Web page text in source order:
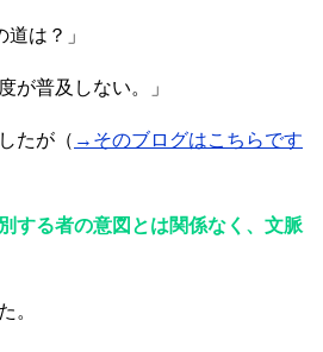
道は？」
が普及しない。」
たが（ →そのブログはこちらです
する者の意図とは関係なく、文脈
。